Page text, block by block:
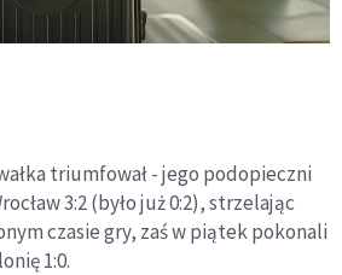
triumfował - jego podopieczni
3:2 (było już 0:2), strzelając
czasie gry, zaś w piątek pokonali
1:0.